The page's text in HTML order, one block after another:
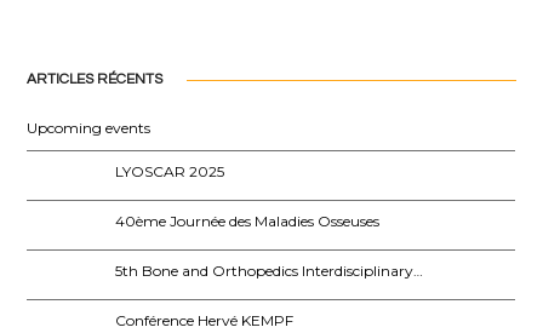
ARTICLES RÉCENTS
Upcoming events
LYOSCAR 2025
40ème Journée des Maladies Osseuses
5th Bone and Orthopedics Interdisciplinary…
Conférence Hervé KEMPF